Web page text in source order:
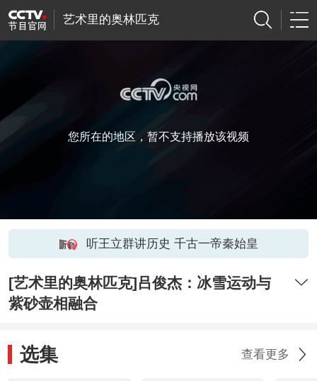
艺术里的奥林匹克
您所在的地区，暂不支持播放该视频
听王立群讲历史 千古一帝秦始皇
[艺术里的奥林匹克]吕俊杰：冰雪运动与
紫砂壶相融合
选集 查看更多